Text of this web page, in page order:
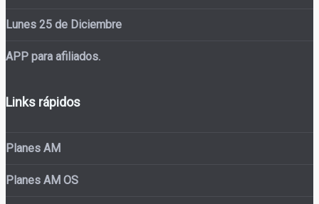
Lunes 25 de Diciembre
APP para afiliados.
Links rápidos
Planes AM
Planes AM OS